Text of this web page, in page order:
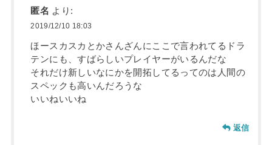
匿名 より:
2019/12/10 18:03
ほースカスカとかさんざんにここで言われてるドラ
テンにも、すばらしいプレイヤーがいるんだな
それだけ新しいなにかを開拓してるってのは人間の
スペックも高いんだろうな
いいねいいね
返信